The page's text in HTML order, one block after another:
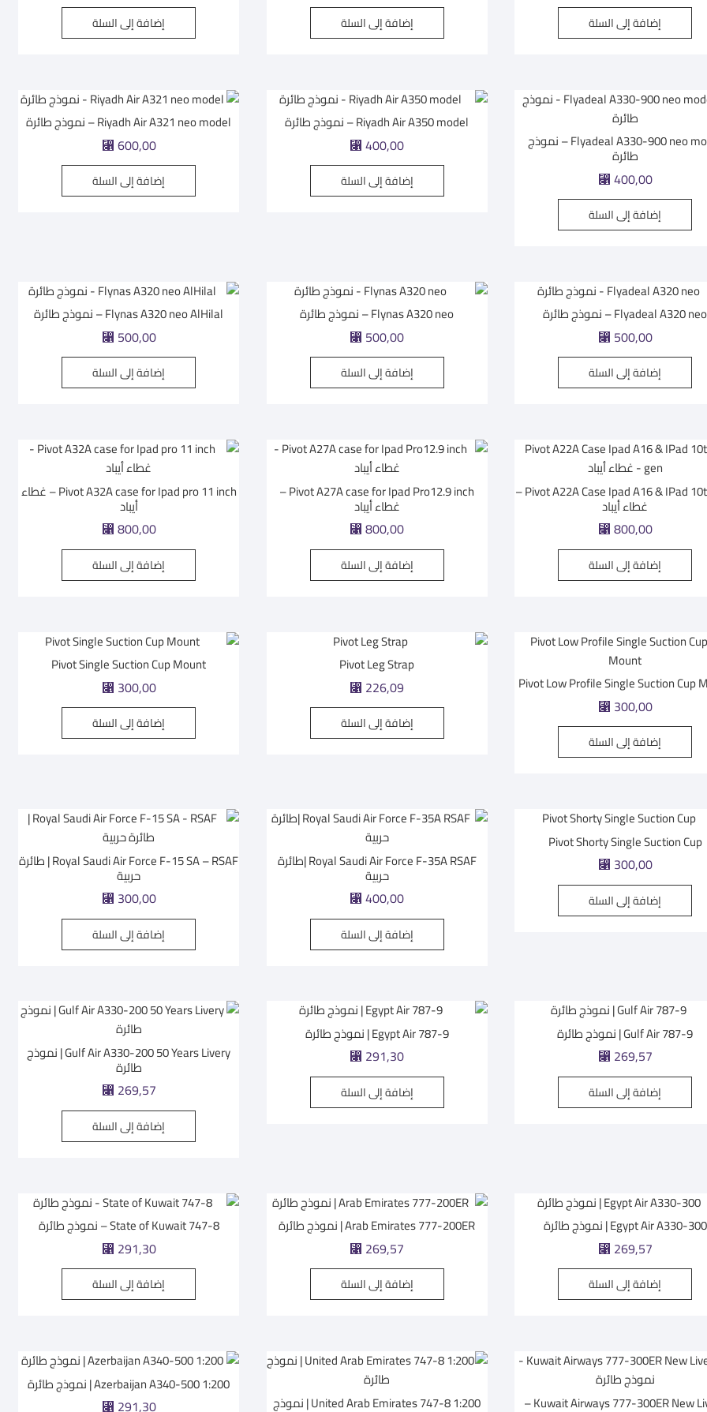
إضافة إلى السلة إضافة إلى السلة إضافة إلى السلة
Flyadeal A330-900 neo model – نموذج
طائرة
⃁400,00
إضافة إلى السلة
Riyadh Air A350 model – نموذج طائرة
⃁400,00
إضافة إلى السلة
Riyadh Air A321 neo model – نموذج طائرة
⃁600,00
إضافة إلى السلة
Flyadeal A320 neo – نموذج طائرة
⃁ 500,00
إضافة إلى السلة
Flynas A320 neo – نموذج طائرة
⃁ 500,00
إضافة إلى السلة
Flynas A320 neo AlHilal – نموذج طائرة
⃁ 500,00
إضافة إلى السلة
Pivot A22A Case Ipad A16 & IPad 10th gen –
غطاء أيباد
⃁800,00
إضافة إلى السلة
Pivot A27A case for Ipad Pro12.9 inch –
غطاء أيباد
⃁800,00
إضافة إلى السلة
Pivot A32A case for Ipad pro 11 inch – غطاء
أيباد
⃁800,00
إضافة إلى السلة
Pivot Low Profile Single Suction Cup
⃁ 300,00
إضافة إلى السلة
Pivot Leg Strap
⃁ 226,09
إضافة إلى السلة
Pivot Single Suction Cup Mount
⃁ 300,00
إضافة إلى السلة
Pivot Shorty Single Suction Cup
⃁ 300,00
إضافة إلى السلة
Royal Saudi Air Force F-35A RSAF |طائرة
حربية
⃁400,00
إضافة إلى السلة
Royal Saudi Air Force F-15 SA – RSAF | طائرة
حربية
⃁ 300,00
إضافة إلى السلة
Gulf Air 787-9 | نموذج طائرة
⃁ 269,57
إضافة إلى السلة
Egypt Air 787-9 | نموذج طائرة
⃁ 291,30
إضافة إلى السلة
Gulf Air A330-200 50 Years Livery | نموذج
طائرة
⃁ 269,57
إضافة إلى السلة
Egypt Air A330-300 | نموذج طائرة
⃁ 269,57
إضافة إلى السلة
Arab Emirates 777-200ER | نموذج طائرة
⃁ 269,57
إضافة إلى السلة
State of Kuwait 747-8 – نموذج طائرة
⃁ 291,30
إضافة إلى السلة
Kuwait Airways 777-300ER New Livery – United Arab Emirates 747-8 1:200 | نموذج
Azerbaijan A340-500 1:200 | نموذج طائرة
⃁ 291,30